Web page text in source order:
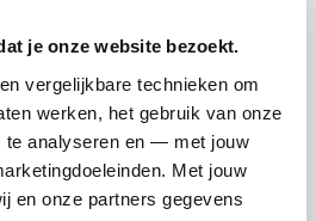
je onze website bezoekt.
vergelijkbare technieken om
werken, het gebruik van onze
te analyseren en — met jouw
Met jouw
en onze partners gegevens